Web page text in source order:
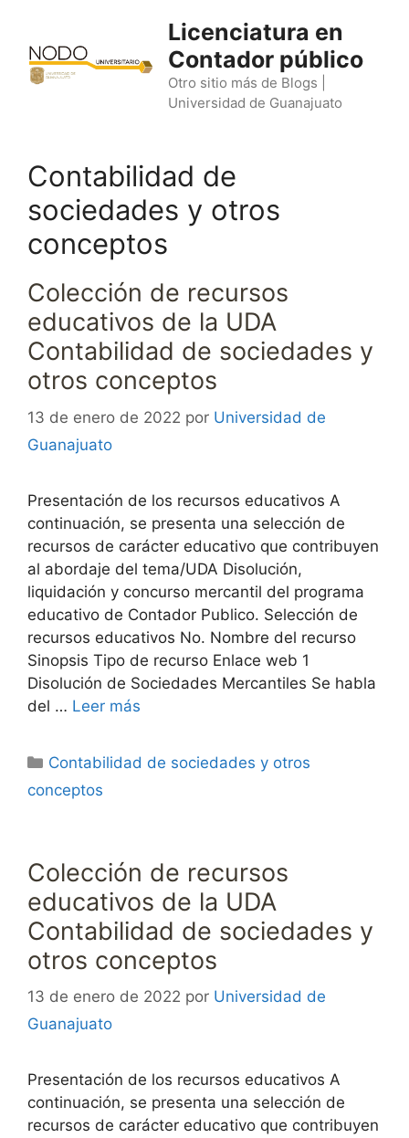
contenido
Licenciatura en
Contador público
Otro sitio más de Blogs |
Universidad de Guanajuato
Contabilidad de
sociedades y otros
conceptos
Colección de recursos
educativos de la UDA
Contabilidad de sociedades y
otros conceptos
13 de enero de 2022 por Universidad de
Guanajuato
Presentación de los recursos educativos A
continuación, se presenta una selección de
recursos de carácter educativo que contribuyen
al abordaje del tema/UDA Disolución,
liquidación y concurso mercantil del programa
educativo de Contador Publico. Selección de
recursos educativos No. Nombre del recurso
Sinopsis Tipo de recurso Enlace web 1
Disolución de Sociedades Mercantiles Se habla
del … Leer más
Categorías
Contabilidad de sociedades y otros
conceptos
Colección de recursos
educativos de la UDA
Contabilidad de sociedades y
otros conceptos
13 de enero de 2022 por Universidad de
Guanajuato
Presentación de los recursos educativos A
continuación, se presenta una selección de
recursos de carácter educativo que contribuyen